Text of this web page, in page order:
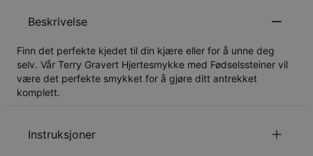
Beskrivelse
Finn det perfekte kjedet til din kjære eller for å unne deg
selv. Vår Terry Gravert Hjertesmykke med Fødselssteiner vil
være det perfekte smykket for å gjøre ditt antrekket
komplett.
Instruksjoner